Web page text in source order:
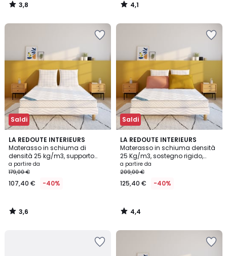
3,8
/
4,1
/
Saldi
LA REDOUTE INTERIEURS
Materasso in schiuma di
densità 25 kg/m3, supporto
semi-rigido, superficie morbida
a partire da
179,00 €
107,40 € -40%
3,6
/ 5
3,6
/
Saldi
LA REDOUTE INTERIEURS
Materasso in schiuma densità
25 Kg/m3, sostegno rigido,
superficie morbida
a partire da
209,00 €
125,40 € -40%
4,4
/ 5
4,4
/